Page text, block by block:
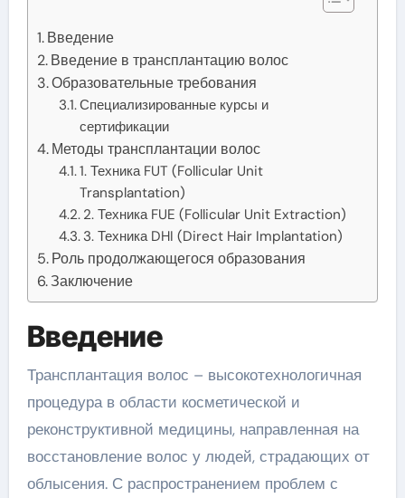
Введение
Введение в трансплантацию волос
Образовательные требования
Специализированные курсы и
сертификации
Методы трансплантации волос
1. Техника FUT (Follicular Unit
Transplantation)
2. Техника FUE (Follicular Unit Extraction)
3. Техника DHI (Direct Hair Implantation)
Роль продолжающегося образования
Заключение
Введение
Трансплантация волос – высокотехнологичная
процедура в области косметической и
реконструктивной медицины, направленная на
восстановление волос у людей, страдающих от
облысения. С распространением проблем с